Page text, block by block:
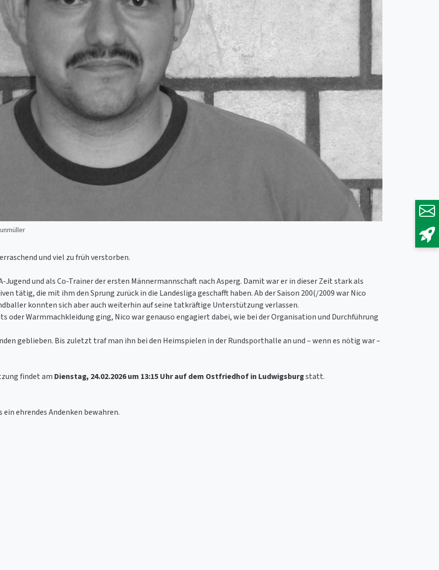
und viel zu früh verstorben.
Jugend und als Co-Trainer der ersten Männermannschaft nach Asperg. Damit war er in dieser Zeit stark als
tätig, die mit ihm den Sprung zurück in die Landesliga geschafft haben. Ab der Saison 200(/2009 war Nico
konnten sich aber auch weiterhin auf seine tatkräftige Unterstützung verlassen.
Warmmachkleidung ging, Nico war genauso engagiert dabei, wie bei der Organisation und Durchführung
geblieben. Bis zuletzt traf man ihn bei den Heimspielen in der Rundsporthalle an und – wenn es nötig war –
findet am Dienstag, 24.02.2026 um 13:15 Uhr auf dem Ostfriedhof in Ludwigsburgstatt.
ehrendes Andenken bewahren.